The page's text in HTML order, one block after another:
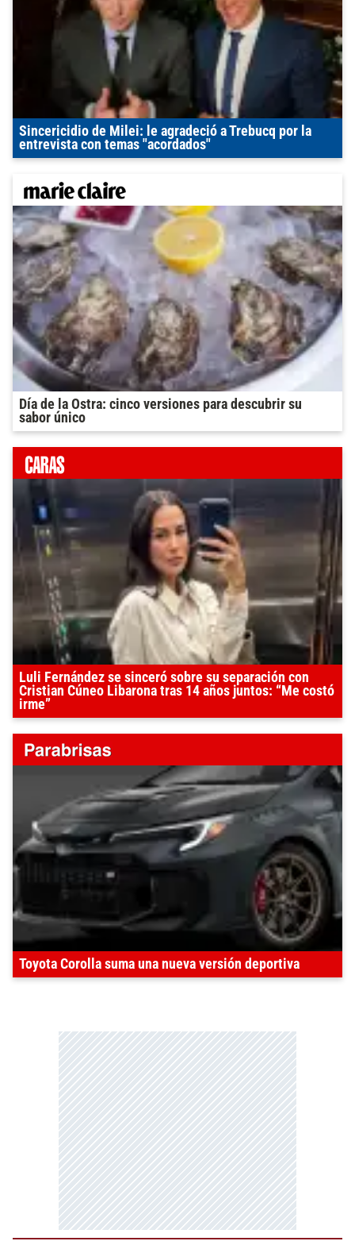
Sincericidio de Milei: le agradeció a Trebucq por la
entrevista con temas "acordados"
Día de la Ostra: cinco versiones para descubrir su
sabor único
Luli Fernández se sinceró sobre su separación con
Cristian Cúneo Libarona tras 14 años juntos: “Me costó
irme”
Toyota Corolla suma una nueva versión deportiva